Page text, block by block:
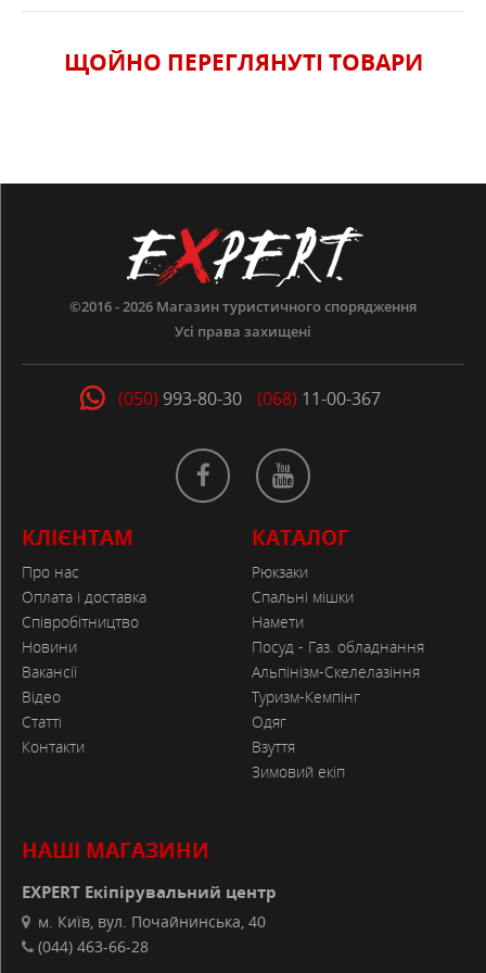
ЩОЙНО ПЕРЕГЛЯНУТI ТОВАРИ
©2016 - 2026 Магазин туристичного спорядження
Усі права захищені
(050) 993-80-30 (068) 11-00-367
КЛІЄНТАМ
Про нас
Оплата і доставка
Співробітництво
Новини
Вакансії
Відео
Статті
Контакти
КАТАЛОГ
Рюкзаки
Спальні мішки
Намети
Посуд - Газ. обладнання
Альпінізм-Скелелазіння
Туризм-Кемпінг
Одяг
Взуття
Зимовий екіп
НАШІ МАГАЗИНИ
EXPERT Екіпірувальний центр
м. Київ, вул. Почайнинська, 40
(044) 463-66-28